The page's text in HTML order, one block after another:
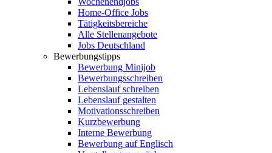
Home-Office Jobs
Tätigkeitsbereiche
Alle Stellenangebote
Jobs Deutschland
Bewerbungstipps
Bewerbung Minijob
Bewerbungsschreiben
Lebenslauf schreiben
Lebenslauf gestalten
Motivationsschreiben
Kurzbewerbung
Interne Bewerbung
Bewerbung auf Englisch